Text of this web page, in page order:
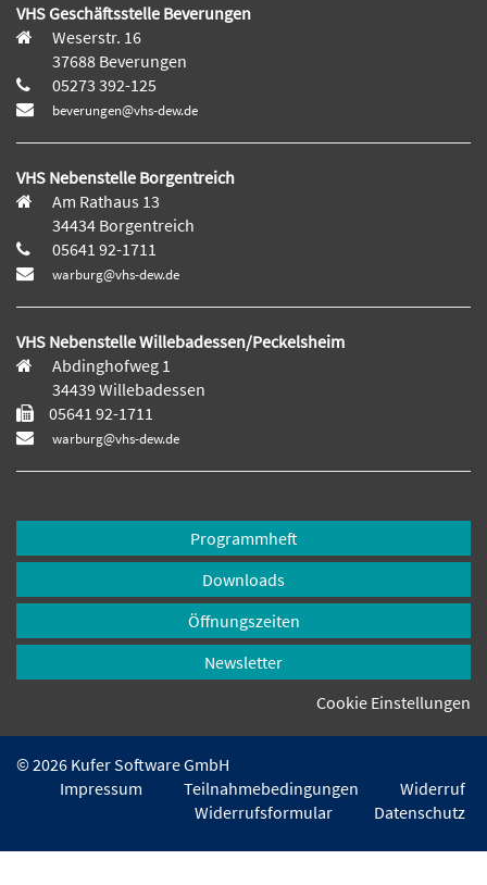
VHS Geschäftsstelle Beverungen
Weserstr. 16
37688 Beverungen
05273 392-125
beverungen@vhs-dew.de
VHS Nebenstelle Borgentreich
Am Rathaus 13
34434 Borgentreich
05641 92-1711
warburg@vhs-dew.de
VHS Nebenstelle Willebadessen/Peckelsheim
Abdinghofweg 1
34439 Willebadessen
05641 92-1711
warburg@vhs-dew.de
Programmheft
Downloads
Öffnungszeiten
Newsletter
Cookie Einstellungen
© 2026 Kufer Software GmbH
Impressum
Teilnahmebedingungen
Widerruf
Widerrufsformular
Datenschutz